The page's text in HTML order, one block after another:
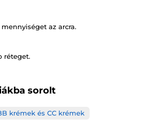
az arcra.
réteget.
sorolt
krémek és CC krémek